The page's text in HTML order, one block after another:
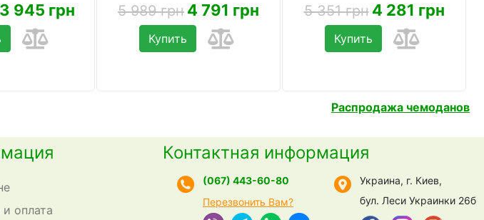
3 945 грн 5 989 грн 4 791 грн
Купить
5 351 грн 4 281 грн
Купить
Распродажа чемоданов
оплата
Контактная информация
(067) 443-60-80
Перезвонить Вам?
Украина, г. Киев,
бул. Леси Украинки 26б